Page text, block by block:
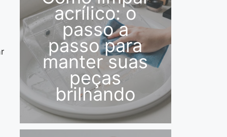
acrílico: o
passo a
passo para
manter suas
peças
brilhando